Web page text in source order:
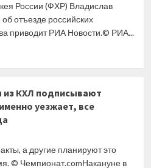
России (ФХР) Владислав
отъезде российских
приводит РИА Новости.© РИА...
из КХЛ подписывают
уезжает, все
а другие планируют это
© Чемпионат.comНакануне в